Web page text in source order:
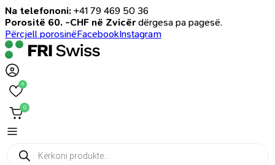
Na telefononi: +41 79 469 50 36
Porositë 60. -CHF në Zvicër dërgesa pa pagesë.
Përcjell porosinëFacebookInstagram
0
0
Products
search